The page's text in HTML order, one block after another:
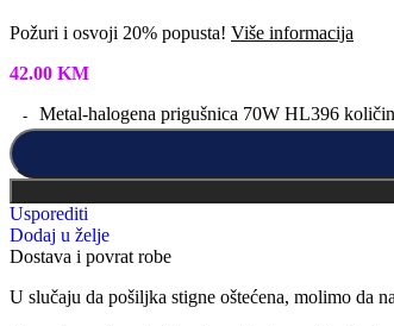
Požuri i osvoji 20% popusta! Više informacija
42.00 KM
Metal-halogena prigušnica 70W HL396
Usporediti
Dodaj u želje
Dostava i povrat robe
U slučaju da pošiljka stigne oštećena, molimo da